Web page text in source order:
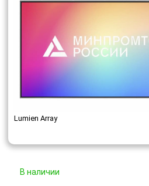
Lumien Array
В наличии